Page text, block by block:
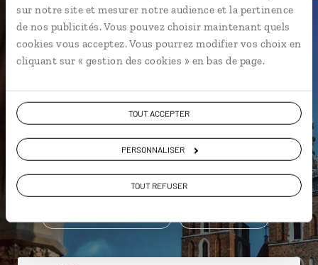
sur notre site et mesurer notre audience et la pertinence
de nos publicités. Vous pouvez choisir maintenant quels
cookies vous acceptez. Vous pourrez modifier vos choix en
cliquant sur « gestion des cookies » en bas de page.
TOUT ACCEPTER
PERSONNALISER
TOUT REFUSER
Une envie de voyage
particulière ?
Château de Malbork Gdansk
Colline du Wawel